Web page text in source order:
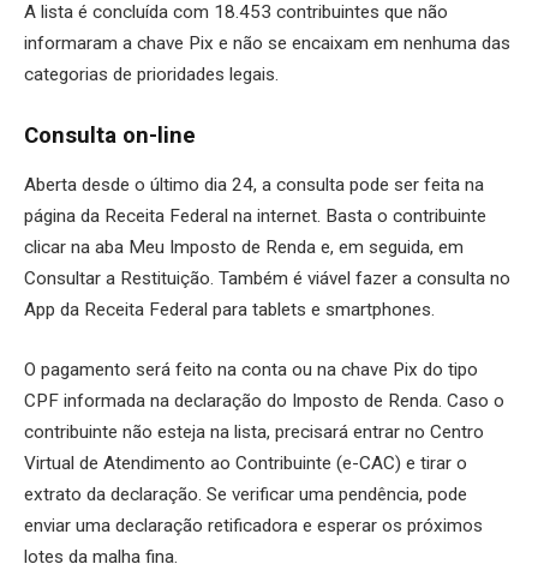
A lista é concluída com 18.453 contribuintes que não
informaram a chave Pix e não se encaixam em nenhuma das
categorias de prioridades legais.
Consulta on-line
Aberta desde o último dia 24, a consulta pode ser feita na
página da Receita Federal na internet. Basta o contribuinte
clicar na aba Meu Imposto de Renda e, em seguida, em
Consultar a Restituição. Também é viável fazer a consulta no
App da Receita Federal para tablets e smartphones.
O pagamento será feito na conta ou na chave Pix do tipo
CPF informada na declaração do Imposto de Renda. Caso o
contribuinte não esteja na lista, precisará entrar no Centro
Virtual de Atendimento ao Contribuinte (e-CAC) e tirar o
extrato da declaração. Se verificar uma pendência, pode
enviar uma declaração retificadora e esperar os próximos
lotes da malha fina.